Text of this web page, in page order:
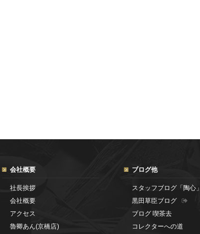
会社概要
社長挨拶
会社概要
アクセス
魯卿あん(京橋店)
ブログ他
スタッフブログ「陶心」
黒田草臣ブログ
ブログ 喫茶去
コレクターへの道